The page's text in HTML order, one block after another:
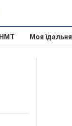
НМТ Моя їдальня